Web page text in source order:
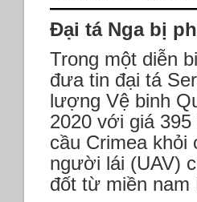
Đại tá Nga bị
Trong một diễn
đưa tin đại tá
lượng Vệ binh
2020 với giá
cầu Crimea khỏi
người lái (UAV)
đốt từ miền nam